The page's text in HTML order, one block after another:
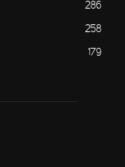
286
258
179